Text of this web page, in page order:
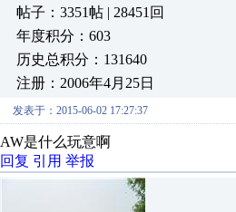
帖子：3351帖 | 28451回
年度积分：603
历史总积分：131640
注册：2006年4月25日
发表于：2015-06-02 17:27:37
AW是什么玩意啊
回复 引用 举报